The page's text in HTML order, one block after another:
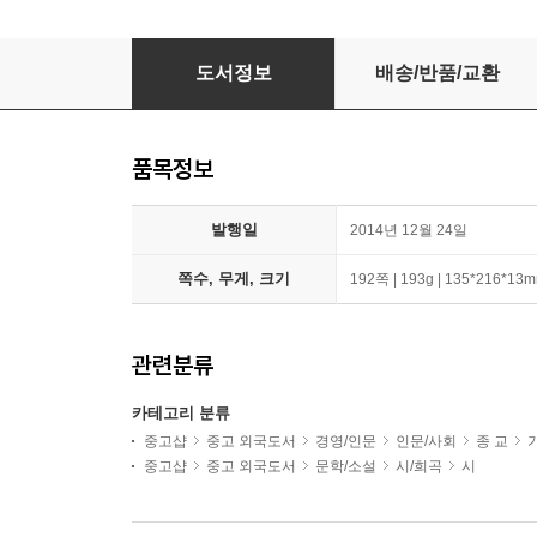
Word in the Wilderness: A Poem a Day for
도서정보 배송/반품/교환
품목정보
발행일 2014년 12월 24일
쪽수, 무게, 크기 192쪽 | 193g |
관련분류
카테고리 분류
중고샵 중고 외국도서 경영/인문 인문/사회 종 교
중고샵
중고 외국도서 문학/소설 시/희곡 시